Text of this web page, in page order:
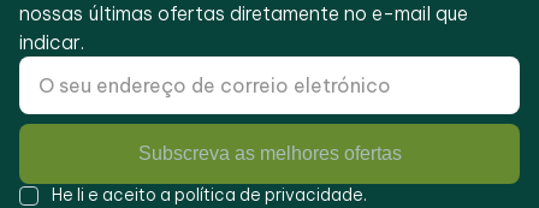
nossas últimas ofertas diretamente no e-mail que
indicar.
Subscreva as melhores ofertas
He li e aceito a política de privacidade.